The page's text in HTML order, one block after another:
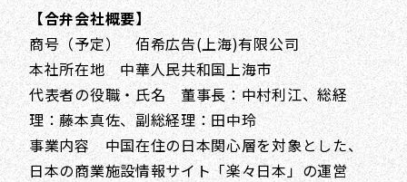
【合弁会社概要】
商号（予定） 佰希広告(上海)有限公司
本社所在地 中華人民共和国上海市
代表者の役職・氏名 董事長：中村利江、総経
理：藤本真佐、副総経理：田中玲
事業内容 中国在住の日本関心層を対象とした、
日本の商業施設情報サイト「楽々日本」の運営